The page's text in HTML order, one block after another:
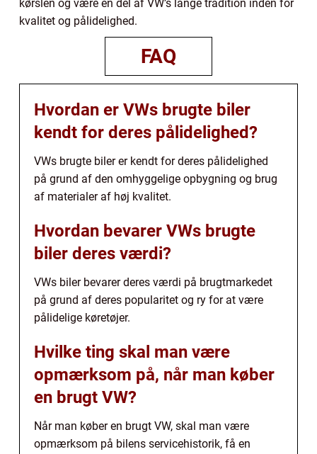
kørslen og være en del af VW’s lange tradition inden for
kvalitet og pålidelighed.
FAQ
Hvordan er VWs brugte biler
kendt for deres pålidelighed?
VWs brugte biler er kendt for deres pålidelighed
på grund af den omhyggelige opbygning og brug
af materialer af høj kvalitet.
Hvordan bevarer VWs brugte
biler deres værdi?
VWs biler bevarer deres værdi på brugtmarkedet
på grund af deres popularitet og ry for at være
pålidelige køretøjer.
Hvilke ting skal man være
opmærksom på, når man køber
en brugt VW?
Når man køber en brugt VW, skal man være
opmærksom på bilens servicehistorik, få en